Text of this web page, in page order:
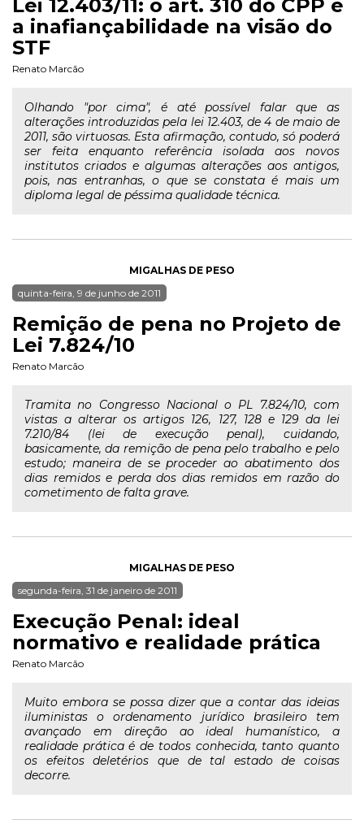
Lei 12.403/11: o art. 310 do CPP e
a inafiançabilidade na visão do
STF
Renato Marcão
Olhando "por cima", é até possível falar que as
alterações introduzidas pela lei 12.403, de 4 de maio de
2011, são virtuosas. Esta afirmação, contudo, só poderá
ser feita enquanto referência isolada aos novos
institutos criados e algumas alterações aos antigos,
pois, nas entranhas, o que se constata é mais um
diploma legal de péssima qualidade técnica.
MIGALHAS DE PESO
quinta-feira, 9 de junho de 2011
Remição de pena no Projeto de
Lei 7.824/10
Renato Marcão
Tramita no Congresso Nacional o PL 7.824/10, com
vistas a alterar os artigos 126, 127, 128 e 129 da lei
7.210/84 (lei de execução penal), cuidando,
basicamente, da remição de pena pelo trabalho e pelo
estudo; maneira de se proceder ao abatimento dos
dias remidos e perda dos dias remidos em razão do
cometimento de falta grave.
MIGALHAS DE PESO
segunda-feira, 31 de janeiro de 2011
Execução Penal: ideal
normativo e realidade prática
Renato Marcão
Muito embora se possa dizer que a contar das ideias
iluministas o ordenamento jurídico brasileiro tem
avançado em direção ao ideal humanístico, a
realidade prática é de todos conhecida, tanto quanto
os efeitos deletérios que de tal estado de coisas
decorre.